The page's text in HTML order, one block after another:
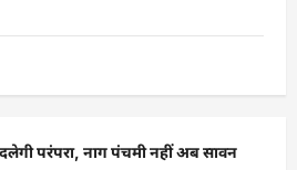
परंपरा, नाग पंचमी नहीं अब सावन